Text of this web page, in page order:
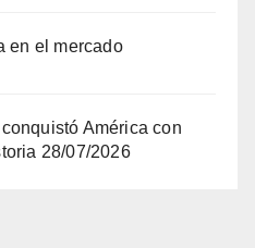
en el mercado
América con
28/07/2026